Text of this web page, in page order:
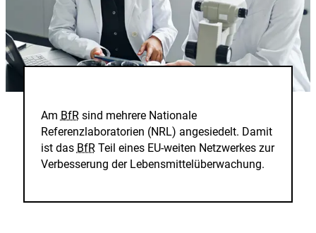
Am BfRsind mehrere Nationale
Referenzlaboratorien (NRL) angesiedelt. Damit
ist das BfRTeil eines EU-weiten Netzwerkes zur
Verbesserung der Lebensmittelüberwachung.